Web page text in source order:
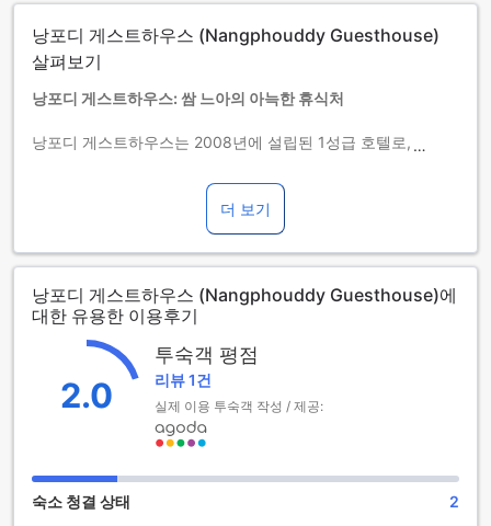
낭포디 게스트하우스 (Nangphouddy Guesthouse)
살펴보기
낭포디 게스트하우스: 쌈 느아의 아늑한 휴식처
낭포디 게스트하우스는 2008년에 설립된 1성급 호텔로, 라오
호텔은 도시의 번잡함에서 벗어나 편안한 휴식을 원하는 여행
객들에게 최적의 선택이 될 것입니다. 공항까지는 차로 단 10분
이면 도착할 수 있어, 이동이 편리합니다.
체크인은 오후 12시부터 가능하며, 체크아웃은 정오 12시까지
가능합니다. 총 11개의 아늑한 객실을 보유하고 있어, 소규모 그
룹이나 가족 단위의 여행객에게도 적합합니다. 특히, 0세에서 1
세 사이의 어린이는 무료로 숙박할 수 있는 정책이 있어, 가족
여행객들에게 더욱 매력적인 옵션이 될 것입니다. 낭포디 게스
트하우스에서 편안하고 즐거운 시간을 보내세요!
낭포디 게스트하우스의 편리한 시설 소개
낭포디 게스트하우스는 여행객의 편의를 최우선으로 생각하며
류하는 손님들에게 특히 유용합니다. 여행 중 쌓인 더러움을 손
쉽게 해결할 수 있어, 언제든지 깨끗한 옷을 입고 여행을 즐길
더 보기
낭포디 게스트하우스 (Nangphouddy Guesthouse)에
대한 유용한 이용후기
2.0
투숙객 평점
리뷰 1건
실제 이용 투숙객 작성 / 제공:
숙소 청결 상태 2